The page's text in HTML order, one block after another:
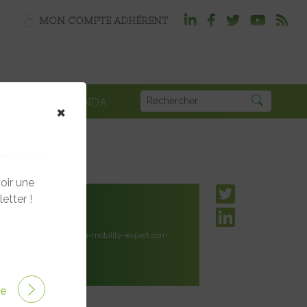
MON COMPTE ADHÉRENT
AGENDA
e-mobility-expert.com
×
une
!